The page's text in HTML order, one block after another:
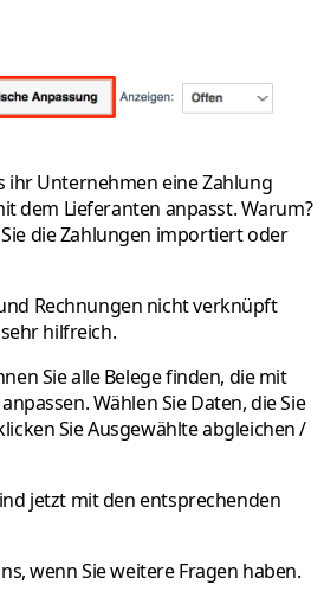
ihr Unternehmen eine Zahlung
dem Lieferanten anpasst. Warum?
die Zahlungen importiert oder
Rechnungen nicht verknüpft
hilfreich.
Sie alle Belege finden, die mit
Wählen Sie Daten, die Sie
SieAusgewählte abgleichen /
jetzt mit den entsprechenden
, wenn Sie weitere Fragen haben.